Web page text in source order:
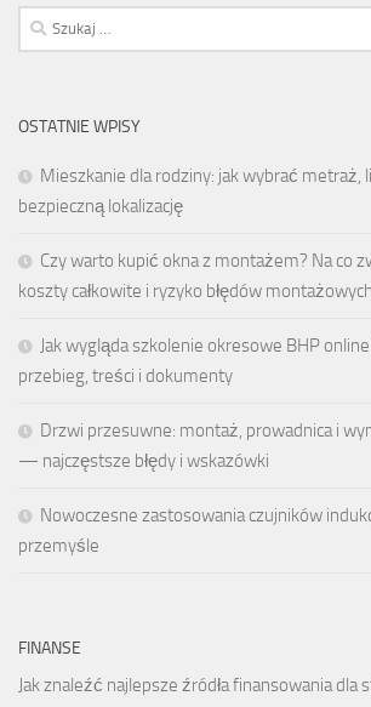
Szukaj:
OSTATNIE WPISY
Mieszkanie dla rodziny: jak wybrać metraż,
bezpieczną lokalizację
Czy warto kupić okna z montażem? Na co
koszty całkowite i ryzyko błędów montażowych
Jak wygląda szkolenie okresowe BHP
przebieg, treści i dokumenty
Drzwi przesuwne: montaż, prowadnica i
— najczęstsze błędy i wskazówki
Nowoczesne zastosowania czujników
przemyśle
FINANSE
Jak znaleźć najlepsze źródła finansowania dla